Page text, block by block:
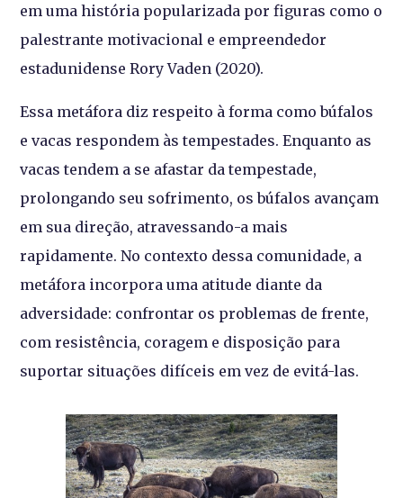
em uma história popularizada por figuras como o
palestrante motivacional e empreendedor
estadunidense Rory Vaden (2020).
Essa metáfora diz respeito à forma como búfalos
e vacas respondem às tempestades. Enquanto as
vacas tendem a se afastar da tempestade,
prolongando seu sofrimento, os búfalos avançam
em sua direção, atravessando-a mais
rapidamente. No contexto dessa comunidade, a
metáfora incorpora uma atitude diante da
adversidade: confrontar os problemas de frente,
com resistência, coragem e disposição para
suportar situações difíceis em vez de evitá-las.